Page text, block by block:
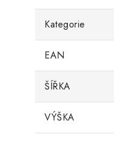
Kategorie
EAN
ŠÍŘKA
VÝŠKA